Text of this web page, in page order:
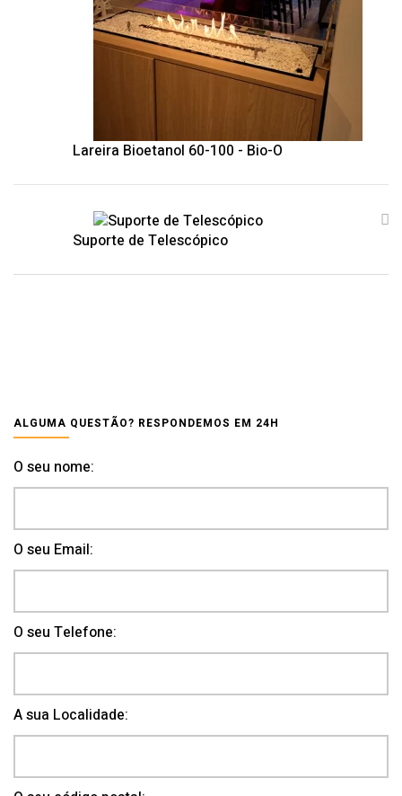
Lareira Bioetanol 60-100 - Bio-O
Suporte de Telescópico
ALGUMA QUESTÃO? RESPONDEMOS EM 24H
O seu nome:
O seu Email:
O seu Telefone:
A sua Localidade: